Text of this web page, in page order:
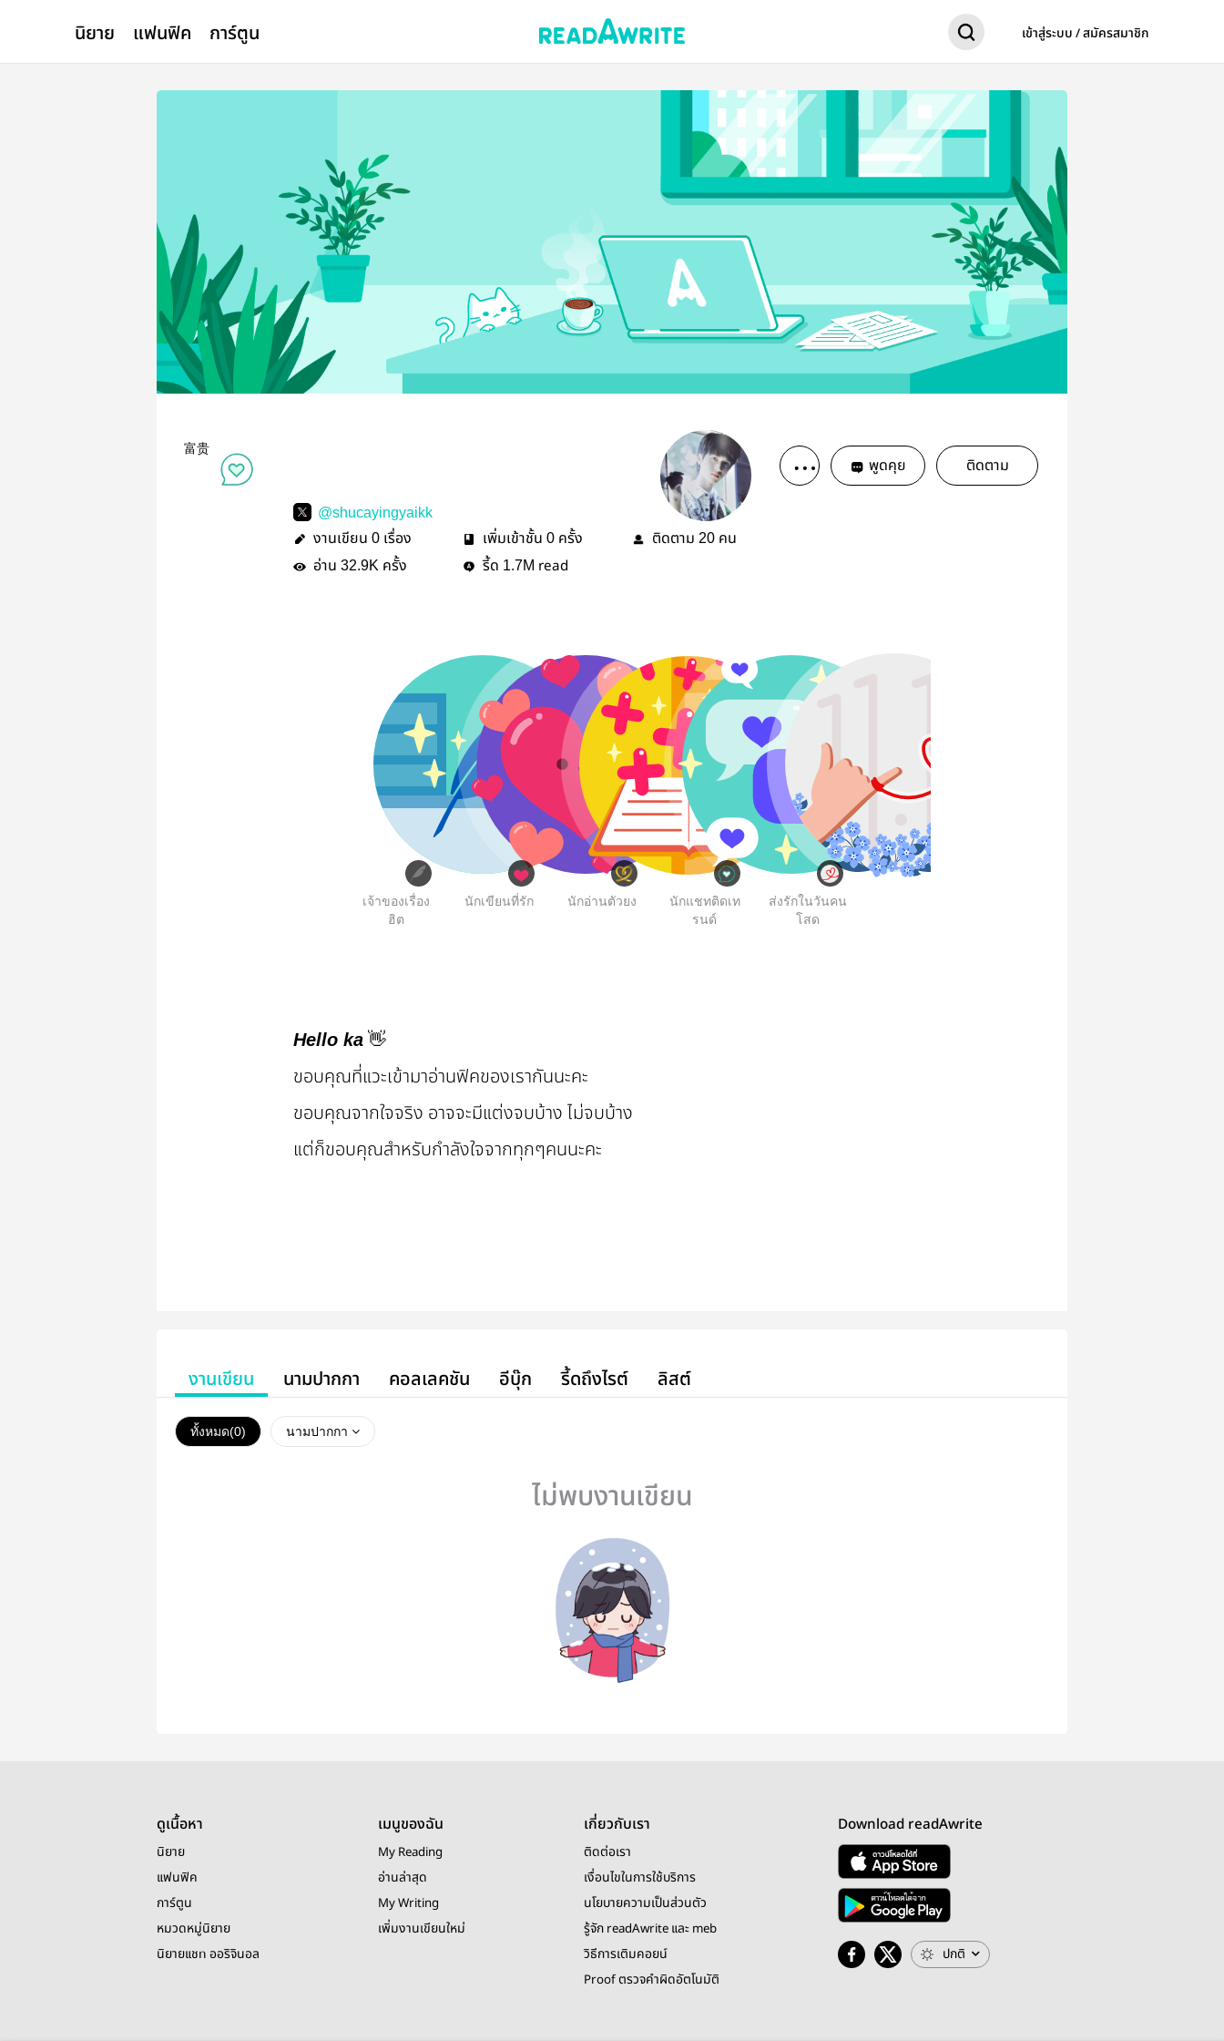
นิยาย แฟนฟิค การ์ตูน เข้าสู่ระบบ / สมัครสมาชิก
富贵
พูดคุย ติดตาม
@shucayingyaikk
งานเขียน 0 เรื่อง เพิ่มเข้าชั้น 0 ครั้ง ติดตาม 20 คน
อ่าน 32.9K ครั้ง รี้ด 1.7M read
เจ้าของเรื่อง
ฮิต
นักเขียนที่รัก นักอ่านตัวยง
นักแชทติดเท
รนด์
ส่งรักในวันคน
โสด
Hello ka 👋
ขอบคุณที่แวะเข้ามาอ่านฟิคของเรากันนะคะ
ขอบคุณจากใจจริง อาจจะมีแต่งจบบ้าง ไม่จบบ้าง
แต่ก็ขอบคุณสำหรับกำลังใจจากทุกๆคนนะคะ
งานเขียน นามปากกา คอลเลคชัน อีบุ๊ก รี้ดถึงไรต์ ลิสต์
ทั้งหมด(0) นามปากกา
ไม่พบงานเขียน
ดูเนื้อหา
นิยาย
แฟนฟิค
การ์ตูน
หมวดหมู่นิยาย
นิยายแชท ออริจินอล
เมนูของฉัน
My Reading
อ่านล่าสุด
My Writing
เพิ่มงานเขียนใหม่
เกี่ยวกับเรา
ติดต่อเรา
เงื่อนไขในการใช้บริการ
นโยบายความเป็นส่วนตัว
รู้จัก readAwrite และ meb
วิธีการเติมคอยน์
Proof ตรวจคำผิดอัตโนมัติ
Download readAwrite
ปกติ